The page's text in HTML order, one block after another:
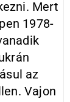
Mert
1978-
az
Vajon